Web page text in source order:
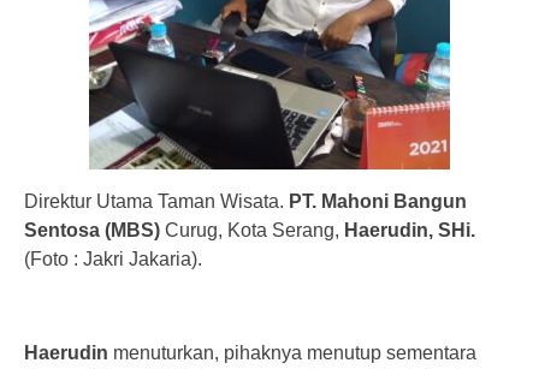
Direktur Utama Taman Wisata. PT. Mahoni Bangun
Sentosa (MBS) Curug, Kota Serang, Haerudin, SHi.
(Foto : Jakri Jakaria).
Haerudin menuturkan, pihaknya menutup sementara